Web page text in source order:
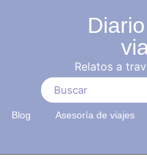
Relatos a
Blog Asesoría de viajes